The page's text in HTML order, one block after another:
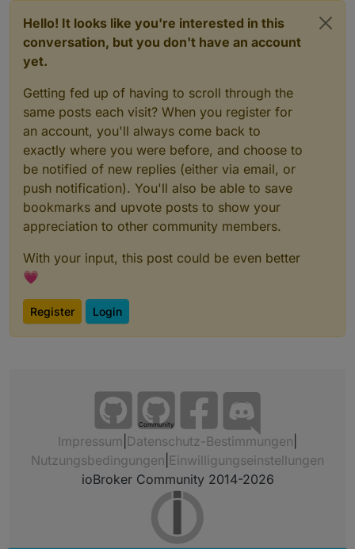
Hello! It looks like you're interested in this
conversation, but you don't have an account
yet.
Getting fed up of having to scroll through the
same posts each visit? When you register for
an account, you'll always come back to
exactly where you were before, and choose to
be notified of new replies (either via email, or
push notification). You'll also be able to save
bookmarks and upvote posts to show your
appreciation to other community members.
With your input, this post could be even better
💗
Register Login
Community
Impressum Datenschutz-Bestimmungen
Nutzungsbedingungen Einwilligungseinstellungen
ioBroker Community 2014-2026